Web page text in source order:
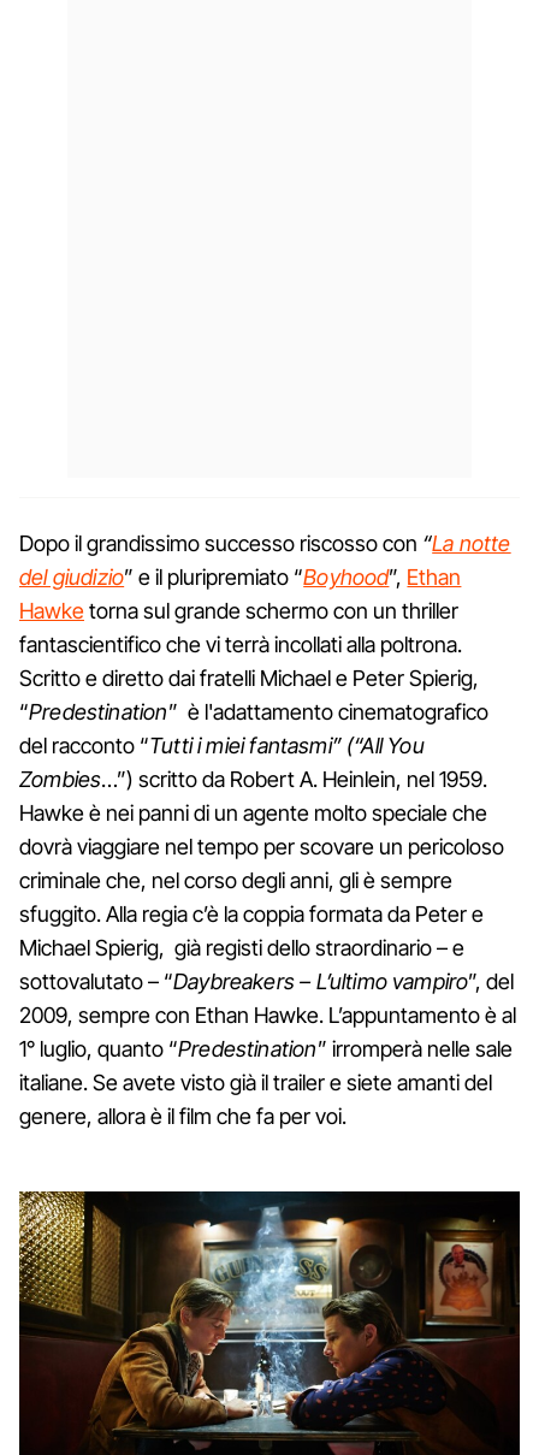
Dopo il grandissimo successo riscosso con “La notte
del giudizio” e il pluripremiato “Boyhood”, Ethan
Hawketorna sul grande schermo con un thriller
fantascientifico che vi terrà incollati alla poltrona.
Scritto e diretto dai fratelli Michael e Peter Spierig,
“Predestination” è l'adattamento cinematografico
del racconto “Tutti i miei fantasmi” (“All You
Zombies…”) scritto da Robert A. Heinlein, nel 1959.
Hawke è nei panni di un agente molto speciale che
dovrà viaggiare nel tempo per scovare un pericoloso
criminale che, nel corso degli anni, gli è sempre
sfuggito. Alla regia c’è la coppia formata da Peter e
Michael Spierig, già registi dello straordinario – e
sottovalutato – “Daybreakers – L’ultimo vampiro”, del
2009, sempre con Ethan Hawke. L’appuntamento è al
1° luglio, quanto “Predestination” irromperà nelle sale
italiane. Se avete visto già il trailer e siete amanti del
genere, allora è il film che fa per voi.